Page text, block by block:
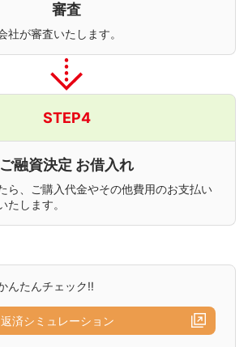
審査
社が審査いたします。
STEP4
ご融資決定 お借入れ
ら、ご購入代金やその他費用のお支払い
たします。
んたんチェック!!
返済シミュレーション